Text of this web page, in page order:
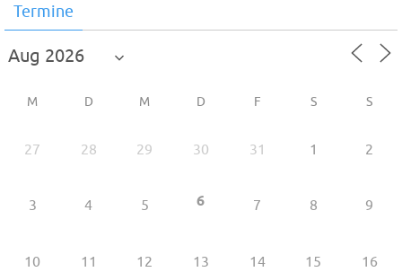
Termine
M D M D F S S
27 28 29 30 31 1 2
3 4 5 6 7 8 9
10 11 12 13 14 15 16